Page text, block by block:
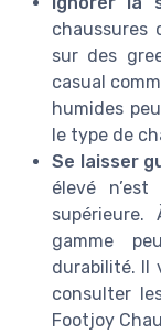
chaussures
sur des
casual
humides
le type de
Se laisser
élevé
supérieure.
gamme
durabilité. Il
consulter
Footjoy